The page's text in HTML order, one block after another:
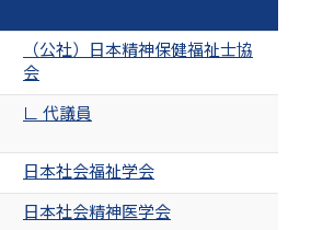
（公社）日本精神保健福祉士協
会
∟ 代議員
日本社会福祉学会
日本社会精神医学会